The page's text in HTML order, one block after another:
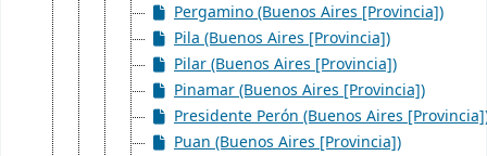
Pergamino (Buenos Aires [Provincia])
Pila (Buenos Aires [Provincia])
Pilar (Buenos Aires [Provincia])
Pinamar (Buenos Aires [Provincia])
Presidente Perón (Buenos Aires
Puan (Buenos Aires [Provincia])